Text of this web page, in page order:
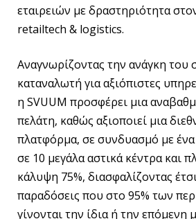
εταιρειών με δραστηριότητα
retailtech & logistics.
Αναγνωρίζοντας την ανάγκη του
καταναλωτή για αξιόπιστες
η SVUUM προσφέρει μια
πελάτη, καθώς αξιοποιεί μια
πλατφόρμα, σε συνδυασμό με ένα
σε 10 μεγάλα αστικά κέντρα και
κάλυψη 75%, διασφαλίζοντας
παραδόσεις που στο 95% των
γίνονται την ίδια ή την επόμενη